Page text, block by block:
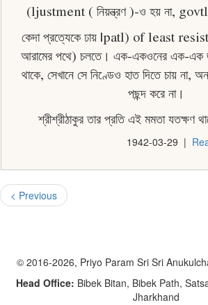
(ljustment ( নিয়ন্ত্রণ )-ও হয় না, govtl
কেদা প্রত্যেকে ঢায় |patl) of least
আরামের পথে) চলতে। এক-একওনের এক-এক
থাকে, সেখানে সে নিণ্ডেও হাত দিতে চায় না,
পছন্দ করে না।
শ্রীশ্রীঠাকুর তার প্রতি এই মমতা যতক্ষণ
1942-03-29 |
< Previous
© 2016-2026, Priyo Param Sri Sri
Head Office: Bibek Bitan, Bibek Path,
Jharkhand